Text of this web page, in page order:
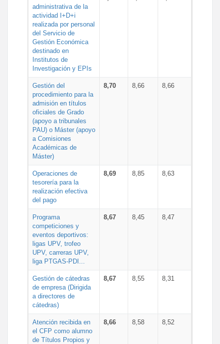
administrativa de la
actividad I+D+i
realizada por personal
del Servicio de
Gestión Económica
destinado en
Institutos de
Investigación y EPIs
Gestión del
procedimiento para la
admisión en títulos
oficiales de Grado
(apoyo a tribunales
PAU) o Máster (apoyo
a Comisiones
Académicas de
Máster)
8,70 8,66 8,66
Operaciones de
tesorería para la
realización efectiva
del pago
8,69 8,85 8,63
Programa
competiciones y
eventos deportivos:
ligas UPV, trofeo
UPV, carreras UPV,
liga PTGAS-PDI...
8,67 8,45 8,47
Gestión de cátedras
de empresa (Dirigida
a directores de
cátedras)
8,67 8,55 8,31
Atención recibida en
el CFP como alumno
de Títulos Propios y
8,66 8,58 8,52